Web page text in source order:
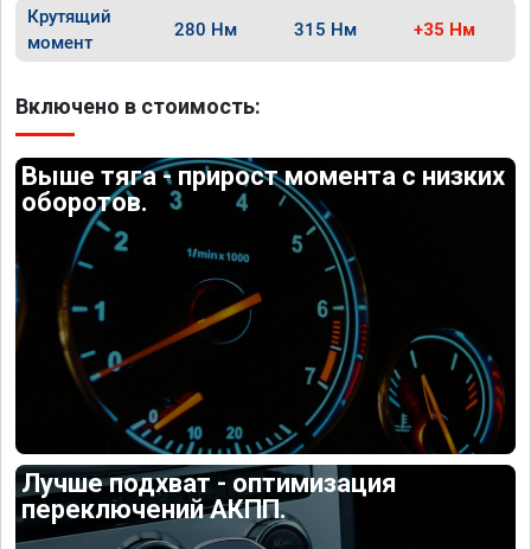
Крутящий
момент
280 Нм 315 Нм +35 Нм
Включено в стоимость:
Выше тяга - прирост момента с низких
оборотов.
Лучше подхват - оптимизация
переключений АКПП.